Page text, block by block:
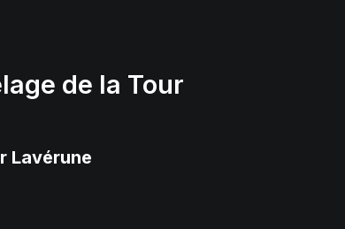
de la Tour
Lavérune